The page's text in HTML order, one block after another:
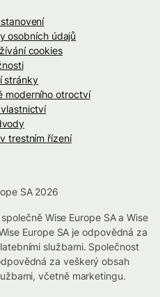
osobních údajů
cookies
stránky
moderního otroctví
trestním řízení
SA 2026
Wise Europe SA a Wise
Europe SA je odpovědná za
službami. Společnost
za veškerý obsah
včetně marketingu.